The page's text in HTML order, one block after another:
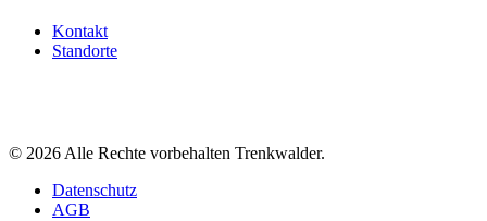
Kontakt
Standorte
© 2026 Alle Rechte vorbehalten Trenkwalder.
Datenschutz
AGB